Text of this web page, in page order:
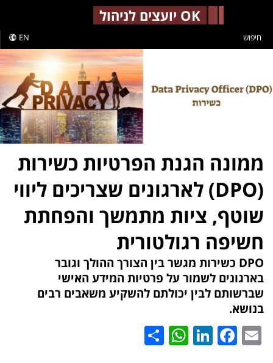
OK יועצים לניהול
EN חיפוש
ממונה הגנת הפרטיות כשירות
(DPO) לארגונים שצריכים ליווי
שוטף, ציות מתמשך והפחתת
חשיפה רגולטורית
DPO כשירות מגשר בין הצורך ההולך וגובר
בארגונים לשמור על פרטיות המידע האישי
שברשותם לבין יכולתם להשקיע משאבים רבים
בנושא.
Email
Facebook
LinkedIn
WhatsApp